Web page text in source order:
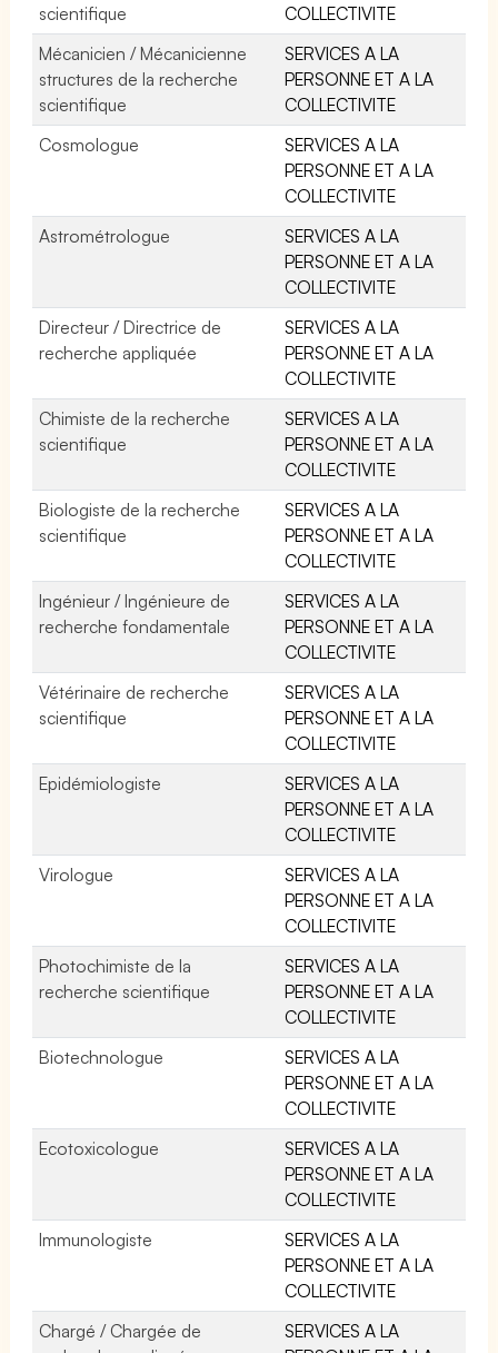
scientifique
COLLECTIVITE
Mécanicien / Mécanicienne
structures de la recherche
scientifique
SERVICES A LA
PERSONNE ET A LA
COLLECTIVITE
Cosmologue
SERVICES A LA
PERSONNE ET A LA
COLLECTIVITE
Astrométrologue
SERVICES A LA
PERSONNE ET A LA
COLLECTIVITE
Directeur / Directrice de
recherche appliquée
SERVICES A LA
PERSONNE ET A LA
COLLECTIVITE
Chimiste de la recherche
scientifique
SERVICES A LA
PERSONNE ET A LA
COLLECTIVITE
Biologiste de la recherche
scientifique
SERVICES A LA
PERSONNE ET A LA
COLLECTIVITE
Ingénieur / Ingénieure de
recherche fondamentale
SERVICES A LA
PERSONNE ET A LA
COLLECTIVITE
Vétérinaire de recherche
scientifique
SERVICES A LA
PERSONNE ET A LA
COLLECTIVITE
Epidémiologiste
SERVICES A LA
PERSONNE ET A LA
COLLECTIVITE
Virologue
SERVICES A LA
PERSONNE ET A LA
COLLECTIVITE
Photochimiste de la
recherche scientifique
SERVICES A LA
PERSONNE ET A LA
COLLECTIVITE
Biotechnologue
SERVICES A LA
PERSONNE ET A LA
COLLECTIVITE
Ecotoxicologue
SERVICES A LA
PERSONNE ET A LA
COLLECTIVITE
Immunologiste
SERVICES A LA
PERSONNE ET A LA
COLLECTIVITE
Chargé / Chargée de
SERVICES A LA